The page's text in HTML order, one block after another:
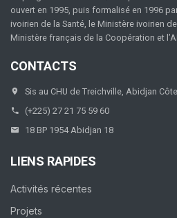
ouvert en 1995, puis formalisé en 1996
ivoirien de la Santé, le Ministère ivoirien
Ministère français de la Coopération et
CONTACTS
Sis au CHU de Treichville, Abidjan
(+225) 27 21 75 59 60
18 BP 1954 Abidjan 18
LIENS RAPIDES
Activités récentes
Projets